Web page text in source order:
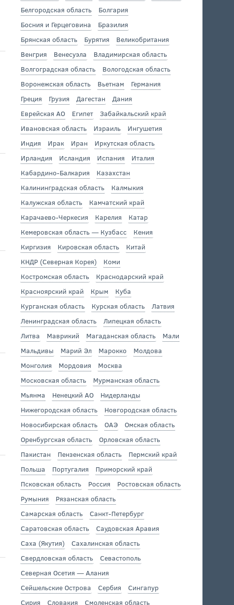
Белгородская область
Болгария
Босния и Герцеговина
Бразилия
Брянская область
Бурятия
Великобритания
Венгрия
Венесуэла
Владимирская область
Волгоградская область
Вологодская область
Воронежская область
Вьетнам
Германия
Греция
Грузия Дагестан
Дания
Еврейская АО
Египет
Забайкальский край
Ивановская область
Израиль
Ингушетия
Индия
Ирак Иран
Иркутская область
Ирландия
Исландия Испания
Италия
Кабардино-Балкария
Казахстан
Калининградская область
Калмыкия
Калужская область
Камчатский край
Карачаево-Черкесия
Карелия
Катар
Кемеровская область — Кузбасс
Кения
Киргизия
Кировская область
Китай
КНДР (Северная Корея)
Коми
Костромская область
Краснодарский край
Красноярский край
Крым
Куба
Курганская область
Курская область
Латвия
Ленинградская область
Липецкая область
Литва
Маврикий Магаданская область
Мали
Мальдивы
Марий Эл Марокко
Молдова
Монголия
Мордовия
Москва
Московская область
Мурманская область
Мьянма
Ненецкий АО
Нидерланды
Нижегородская область
Новгородская область
Новосибирская область
ОАЭ
Омская область
Оренбургская область
Орловская область
Пакистан
Пензенская область
Пермский край
Польша
Португалия
Приморский край
Псковская область
Россия
Ростовская область
Румыния
Рязанская область
Самарская область
Санкт-Петербург
Саратовская область
Саудовская Аравия
Саха (Якутия)
Сахалинская область
Свердловская область
Севастополь
Северная Осетия — Алания
Сейшельские Острова
Сербия
Сингапур
Сирия
Словакия
Смоленская область